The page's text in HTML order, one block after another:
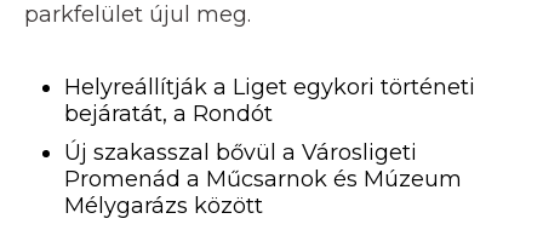
parkfelület újul meg.
Helyreállítják a Liget egykori történeti
bejáratát, a Rondót
Új szakasszal bővül a Városligeti
Promenád a Műcsarnok és Múzeum
Mélygarázs között